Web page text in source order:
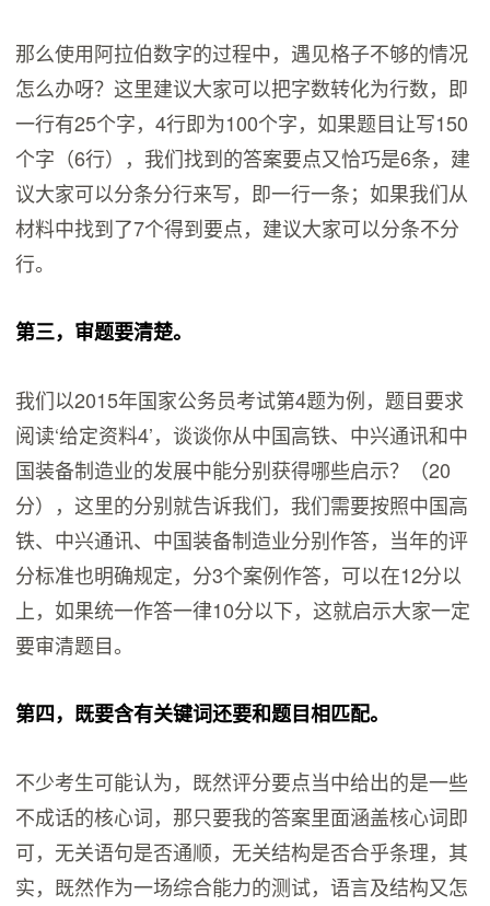
那么使用阿拉伯数字的过程中，遇见格子不够的情况
怎么办呀？这里建议大家可以把字数转化为行数，即
一行有25个字，4行即为100个字，如果题目让写150
个字（6行），我们找到的答案要点又恰巧是6条，建
议大家可以分条分行来写，即一行一条；如果我们从
材料中找到了7个得到要点，建议大家可以分条不分
行。
第三，审题要清楚。
我们以2015年国家公务员考试第4题为例，题目要求
阅读‘给定资料4’，谈谈你从中国高铁、中兴通讯和中
国装备制造业的发展中能分别获得哪些启示？（20
分），这里的分别就告诉我们，我们需要按照中国高
铁、中兴通讯、中国装备制造业分别作答，当年的评
分标准也明确规定，分3个案例作答，可以在12分以
上，如果统一作答一律10分以下，这就启示大家一定
要审清题目。
第四，既要含有关键词还要和题目相匹配。
不少考生可能认为，既然评分要点当中给出的是一些
不成话的核心词，那只要我的答案里面涵盖核心词即
可，无关语句是否通顺，无关结构是否合乎条理，其
实，既然作为一场综合能力的测试，语言及结构又怎